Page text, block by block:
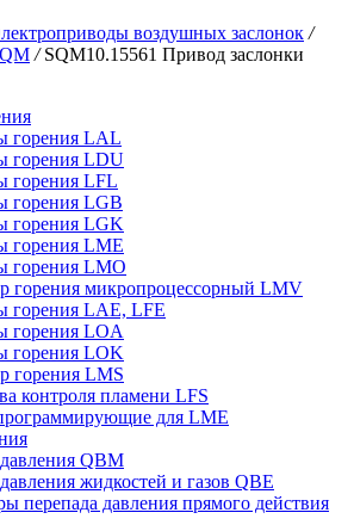
воздушных заслонок /
/ SQM10.15561 Привод заслонки
горения LAL
горения LDU
горения LFL
горения LGB
горения LGK
горения LME
горения LMO
горения микропроцессорный LMV
горения LAE, LFE
горения LOA
горения LOK
горения LMS
контроля пламени LFS
для LME
QBM
жидкостей и газов QBE
перепада давления прямого действия